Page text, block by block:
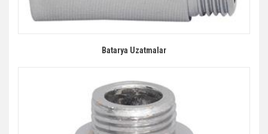
Batarya Uzatmalar